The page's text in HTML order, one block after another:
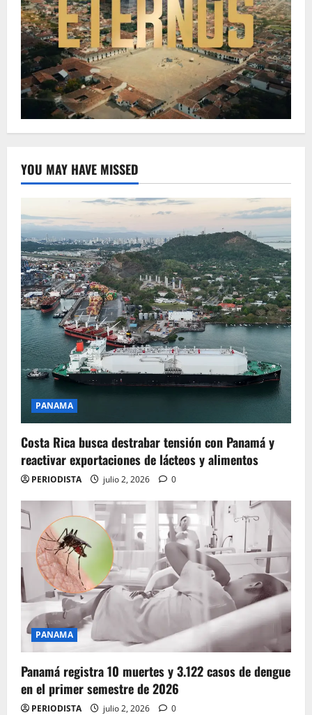
YOU MAY HAVE MISSED
PANAMA
Costa Rica busca destrabar tensión con Panamá y
reactivar exportaciones de lácteos y alimentos
PERIODISTA julio 2, 2026 0
PANAMA
Panamá registra 10 muertes y 3.122 casos de dengue
en el primer semestre de 2026
PERIODISTA julio 2, 2026 0